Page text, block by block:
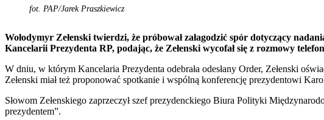
fot. PAP/Jarek Praszkiewicz
Wołodymyr Zełenski twierdzi, że próbował załagodzić spór dotyczący
Kancelarii Prezydenta RP, podając, że Zełenski wycofał się z rozmowy
W dniu, w którym Kancelaria Prezydenta odebrała odesłany Order, Zełenski
Zełenski miał też proponować spotkanie i wspólną konferencję prezydentowi
Słowom Zełenskiego zaprzeczył szef prezydenckiego Biura Polityki
prezydentem”.